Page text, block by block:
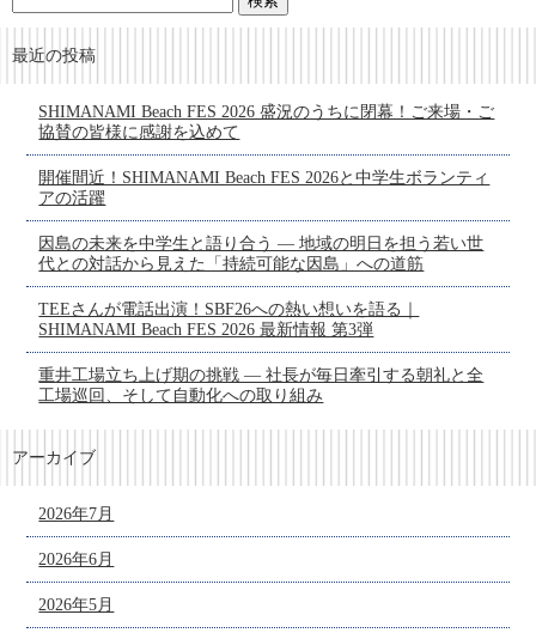
最近の投稿
SHIMANAMI Beach FES 2026 盛況のうちに閉幕！ご来場・ご
協賛の皆様に感謝を込めて
開催間近！SHIMANAMI Beach FES 2026と中学生ボランティ
アの活躍
因島の未来を中学生と語り合う ― 地域の明日を担う若い世
代との対話から見えた「持続可能な因島」への道筋
TEEさんが電話出演！SBF26への熱い想いを語る｜
SHIMANAMI Beach FES 2026 最新情報 第3弾
重井工場立ち上げ期の挑戦 ― 社長が毎日牽引する朝礼と全
工場巡回、そして自動化への取り組み
アーカイブ
2026年7月
2026年6月
2026年5月